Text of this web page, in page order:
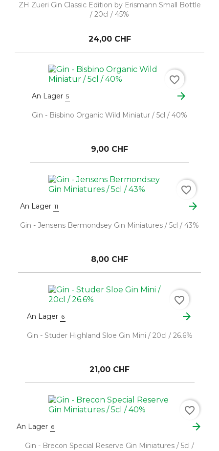
ZH Zueri Gin Classic Edition by Erismann Small Bottle
/ 20cl / 45%
24,00 CHF
An Lager 5 arrow_forward
Gin - Bisbino Organic Wild Miniatur / 5cl / 40%
9,00 CHF
favorite_border
An Lager 11 arrow_forward
Gin - Jensens Bermondsey Gin Miniatures / 5cl / 43%
8,00 CHF
favorite_border
An Lager 6 arrow_forward
Gin - Studer Highland Sloe Gin Mini / 20cl / 26.6%
21,00 CHF
favorite_border
An Lager 6 arrow_forward
Gin - Brecon Special Reserve Gin Miniatures / 5cl /
favorite_border